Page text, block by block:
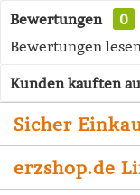
Bewertungen
0
Bewertungen
Kunden kauften
Sicher
erzshop.de